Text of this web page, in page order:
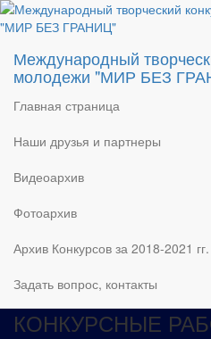
Международный
молодежи "МИР БЕЗ
Главная страница
Наши друзья и партнеры
Видеоархив
Фотоархив
Архив Конкурсов за 2018-2021 гг.
Задать вопрос, контакты
ПОИСК ПО САЙТУ
Найти:
КОНКУРС – 2021
Новости и объявления
Часто возникающие вопросы
КОНКУРСНЫЕ